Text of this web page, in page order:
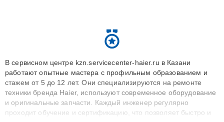
В сервисном центре kzn.servicecenter-haier.ru в Казани
работают опытные мастера с профильным образованием и
стажем от 5 до 12 лет. Они специализируются на ремонте
техники бренда Haier, используют современное оборудование
и оригинальные запчасти. Каждый инженер регулярно
проходит обучение и сертификацию, что позволяет быстро и